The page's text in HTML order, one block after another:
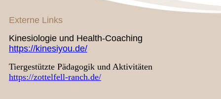
Externe Links
Kinesiologie und Health-Coaching
https://kinesiyou.de/
Tiergestützte Pädagogik und Aktivitäten
https://zottelfell-ranch.de/